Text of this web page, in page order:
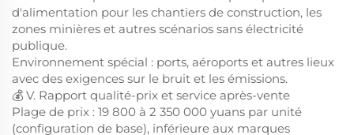
d'alimentation pour les chantiers de construction, les
zones minières et autres scénarios sans électricité
publique.
Environnement spécial : ports, aéroports et autres lieux
avec des exigences sur le bruit et les émissions.
💰 V. Rapport qualité-prix et service après-vente
Plage de prix : 19 800 à 2 350 000 yuans par unité
(configuration de base), inférieure aux marques